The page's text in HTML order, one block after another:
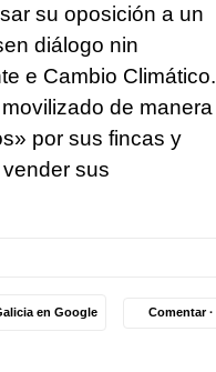
su oposición a un
diálogo nin
e Cambio Climático.
de manera
» por sus fincas y
sus
en Google Comentar ·